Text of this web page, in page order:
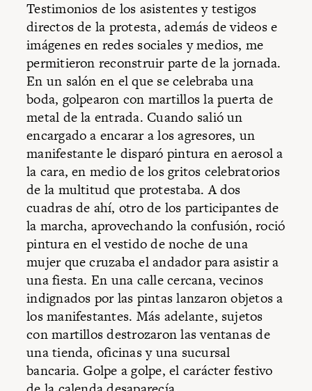
Testimonios de los asistentes y testigos
directos de la protesta, además de videos e
imágenes en redes sociales y medios, me
permitieron reconstruir parte de la jornada.
En un salón en el que se celebraba una
boda, golpearon con martillos la puerta de
metal de la entrada. Cuando salió un
encargado a encarar a los agresores, un
manifestante le disparó pintura en aerosol a
la cara, en medio de los gritos celebratorios
de la multitud que protestaba. A dos
cuadras de ahí, otro de los participantes de
la marcha, aprovechando la confusión, roció
pintura en el vestido de noche de una
mujer que cruzaba el andador para asistir a
una fiesta. En una calle cercana, vecinos
indignados por las pintas lanzaron objetos a
los manifestantes. Más adelante, sujetos
con martillos destrozaron las ventanas de
una tienda, oficinas y una sucursal
bancaria. Golpe a golpe, el carácter festivo